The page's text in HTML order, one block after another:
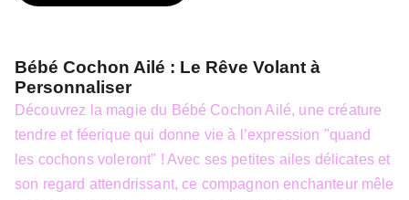
Bébé Cochon Ailé : Le Rêve Volant à
Personnaliser
Découvrez la magie du Bébé Cochon Ailé, une créature
tendre et féerique qui donne vie à l’expression "quand
les cochons voleront" ! Avec ses petites ailes délicates et
son regard attendrissant, ce compagnon enchanteur mêle